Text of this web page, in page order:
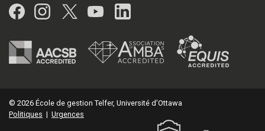
Facebook
Instagram
Twitter
YouTubeLinkedIn
© 2026 École de gestion Telfer, Université d'Ottawa
Politiques | Urgences